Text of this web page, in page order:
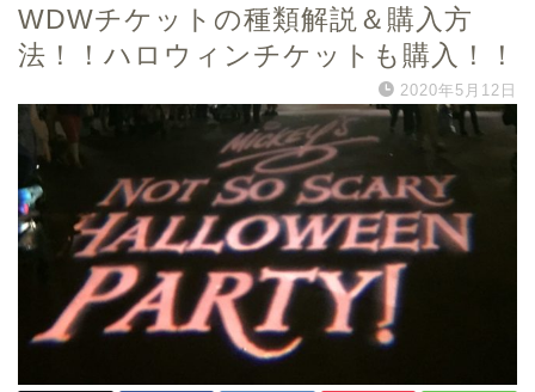
WDWチケットの種類解説＆購入方
法！！ハロウィンチケットも購入！！
2020年5月12日